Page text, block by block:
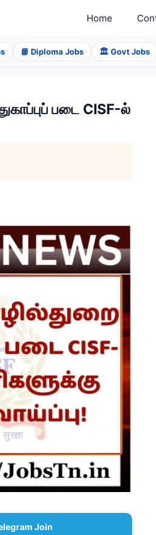
Home
📘 Diploma Jobs 🏛️ Govt Jobs
படை CISF-ல்
Join